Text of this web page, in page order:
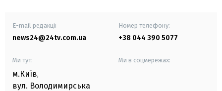
E-mail редакції
news24@24tv.com.ua
Номер телефону:
+38 044 390 5077
Ми тут:
м.Київ,
вул. Володимирська
Ми в соцмережах: